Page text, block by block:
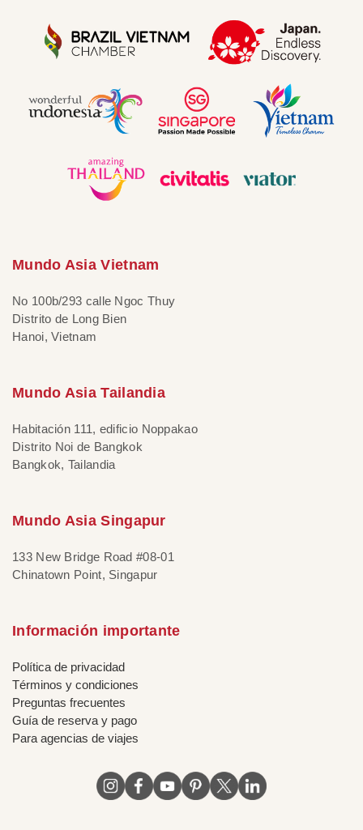
Mundo Asia Vietnam
No 100b/293 calle Ngoc Thuy
Distrito de Long Bien
Hanoi, Vietnam
Mundo Asia Tailandia
Habitación 111, edificio Noppakao
Distrito Noi de Bangkok
Bangkok, Tailandia
Mundo Asia Singapur
133 New Bridge Road #08-01
Chinatown Point, Singapur
Información importante
Política de privacidad
Términos y condiciones
Preguntas frecuentes
Guía de reserva y pago
Para agencias de viajes